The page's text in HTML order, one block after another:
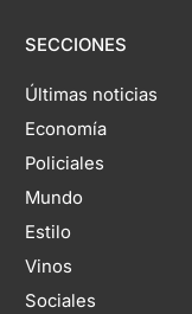
SECCIONES
Últimas noticias
Economía
Policiales
Mundo
Estilo
Vinos
Sociales